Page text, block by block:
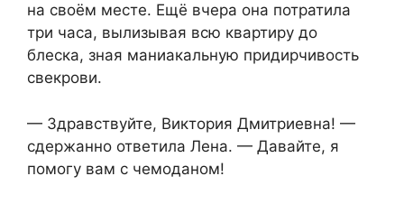
на своём месте. Ещё вчера она потратила
три часа, вылизывая всю квартиру до
блеска, зная маниакальную придирчивость
свекрови.
— Здравствуйте, Виктория Дмитриевна! —
сдержанно ответила Лена. — Давайте, я
помогу вам с чемоданом!